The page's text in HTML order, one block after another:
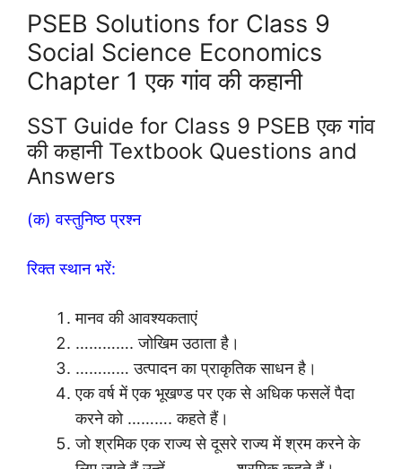
PSEB Solutions for Class 9
Social Science Economics
Chapter 1 एक गांव की कहानी
SST Guide for Class 9 PSEB एक गांव
की कहानी Textbook Questions and
Answers
(क) वस्तुनिष्ठ प्रश्न
रिक्त स्थान भरें:
मानव की आवश्यकताएं
…………. जोखिम उठाता है।
………… उत्पादन का प्राकृतिक साधन है।
एक वर्ष में एक भूखण्ड पर एक से अधिक फसलें पैदा
करने को ………. कहते हैं।
जो श्रमिक एक राज्य से दूसरे राज्य में श्रम करने के